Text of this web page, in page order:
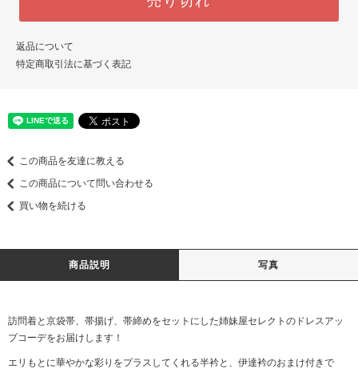
返品について
特定商取引法に基づく表記
この商品を友達に教える
この商品について問い合わせる
買い物を続ける
商品説明 写真
訪問着と京袋帯、帯揚げ、帯締めをセットにした姉妹屋セレクトのドレスアッ
プコーデをお届けします！
エリもとに華やかな彩りをプラスしてくれる半衿と、伊達衿のおまけ付きで